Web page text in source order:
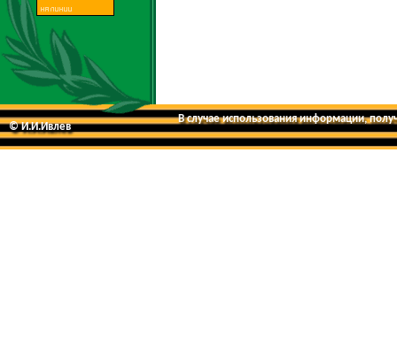
© И.И.Ивлев
В случае использования информации,